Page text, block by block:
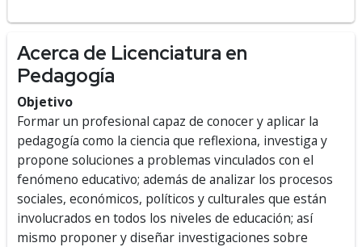
Acerca de Licenciatura en
Pedagogía
Objetivo
Formar un profesional capaz de conocer y aplicar la
pedagogía como la ciencia que reflexiona, investiga y
propone soluciones a problemas vinculados con el
fenómeno educativo; además de analizar los procesos
sociales, económicos, políticos y culturales que están
involucrados en todos los niveles de educación; así
mismo proponer y diseñar investigaciones sobre